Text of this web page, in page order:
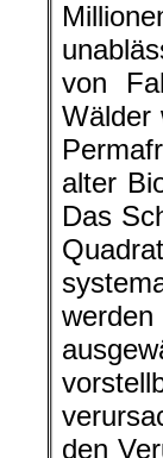
von
Wälder
alter
Das
den